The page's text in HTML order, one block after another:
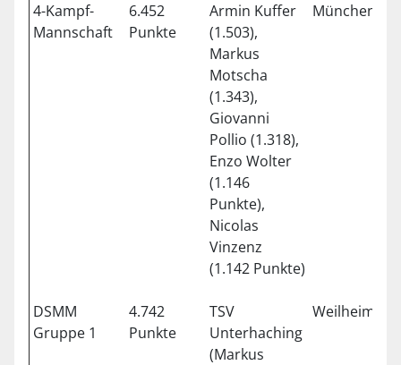
4-Kampf-
Mannschaft
6.452
Punkte
Armin Kuffer
(1.503),
Markus
Motscha
(1.343),
Giovanni
Pollio (1.318),
Enzo Wolter
(1.146
Punkte),
Nicolas
Vinzenz
(1.142 Punkte)
München
DSMM
Gruppe 1
4.742
Punkte
TSV
Unterhaching
(Markus
Weilheim